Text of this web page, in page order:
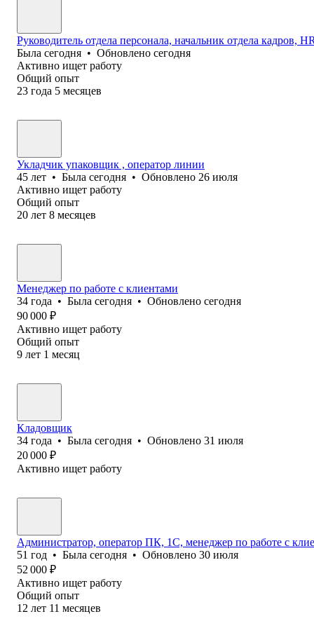
Руководитель отдела персонала, начальник отдела кадров,
Была сегодня • Обновлено сегодня
Активно ищет работу
Общий опыт
23 года 5 месяцев
Укладчик упаковщик , оператор линии
45 лет • Была сегодня • Обновлено 26 июля
Активно ищет работу
Общий опыт
20 лет 8 месяцев
Менеджер по работе с клиентами
34 года • Была сегодня • Обновлено сегодня
90 000 ₽
Активно ищет работу
Общий опыт
9 лет 1 месяц
Кладовщик
34 года • Была сегодня • Обновлено 31 июля
20 000 ₽
Активно ищет работу
Администратор, оператор ПК, 1С, менеджер по работе с
51 год • Была сегодня • Обновлено 30 июля
52 000 ₽
Активно ищет работу
Общий опыт
12 лет 11 месяцев